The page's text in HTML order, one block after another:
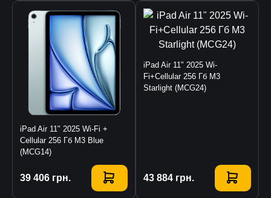
iPad Air 11" 2025 Wi-Fi +
Cellular 256 Гб M3 Blue
(MCG14)
39 406 грн.
Купити
iPad Air 11" 2025 Wi-
Fi+Cellular 256 Гб M3
Starlight (MCG24)
43 884 грн.
Купити